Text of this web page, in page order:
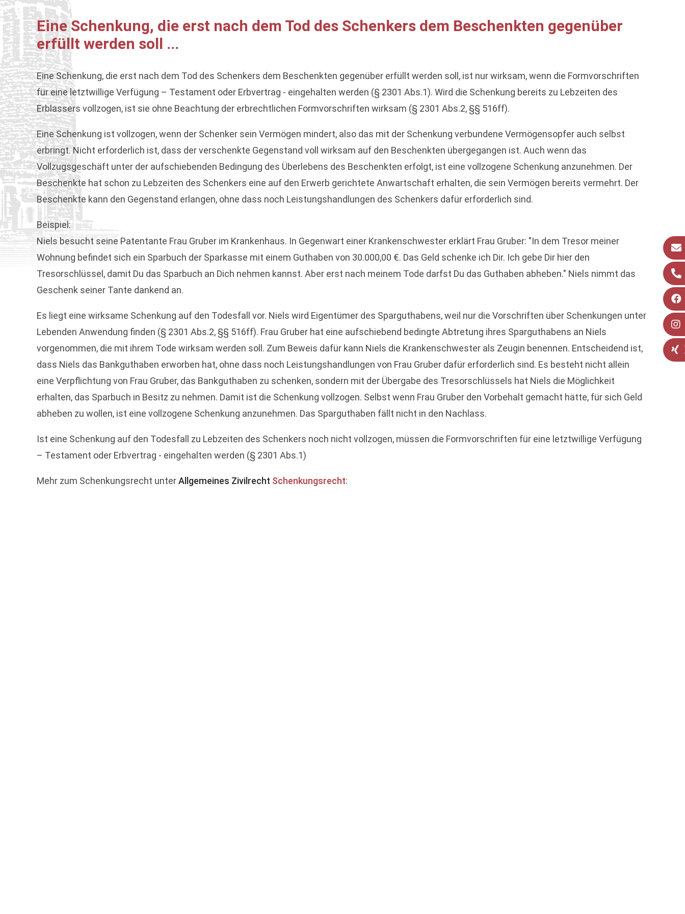
Eine Schenkung, die erst nach dem Tod des Schenkers dem Beschenkten gegenüber
erfüllt werden soll ...
Eine Schenkung, die erst nach dem Tod des Schenkers dem Beschenkten gegenüber erfüllt werden soll, ist nur wirksam, wenn die Formvorschriften
für eine letztwillige Verfügung – Testament oder Erbvertrag - eingehalten werden (§ 2301 Abs.1). Wird die Schenkung bereits zu Lebzeiten des
Erblassers vollzogen, ist sie ohne Beachtung der erbrechtlichen Formvorschriften wirksam (§ 2301 Abs.2, §§ 516ff).
Eine Schenkung ist vollzogen, wenn der Schenker sein Vermögen mindert, also das mit der Schenkung verbundene Vermögensopfer auch selbst
erbringt. Nicht erforderlich ist, dass der verschenkte Gegenstand voll wirksam auf den Beschenkten übergegangen ist. Auch wenn das
Vollzugsgeschäft unter der aufschiebenden Bedingung des Überlebens des Beschenkten erfolgt, ist eine vollzogene Schenkung anzunehmen. Der
Beschenkte hat schon zu Lebzeiten des Schenkers eine auf den Erwerb gerichtete Anwartschaft erhalten, die sein Vermögen bereits vermehrt. Der
Beschenkte kann den Gegenstand erlangen, ohne dass noch Leistungshandlungen des Schenkers dafür erforderlich sind.
Beispiel:
Niels besucht seine Patentante Frau Gruber im Krankenhaus. In Gegenwart einer Krankenschwester erklärt Frau Gruber: "In dem Tresor meiner
Wohnung befindet sich ein Sparbuch der Sparkasse mit einem Guthaben von 30.000,00 €. Das Geld schenke ich Dir. Ich gebe Dir hier den
Tresorschlüssel, damit Du das Sparbuch an Dich nehmen kannst. Aber erst nach meinem Tode darfst Du das Guthaben abheben." Niels nimmt das
Geschenk seiner Tante dankend an.
Es liegt eine wirksame Schenkung auf den Todesfall vor. Niels wird Eigentümer des Sparguthabens, weil nur die Vorschriften über Schenkungen unter
Lebenden Anwendung finden (§ 2301 Abs.2, §§ 516ff). Frau Gruber hat eine aufschiebend bedingte Abtretung ihres Sparguthabens an Niels
vorgenommen, die mit ihrem Tode wirksam werden soll. Zum Beweis dafür kann Niels die Krankenschwester als Zeugin benennen. Entscheidend ist,
dass Niels das Bankguthaben erworben hat, ohne dass noch Leistungshandlungen von Frau Gruber dafür erforderlich sind. Es besteht nicht allein
eine Verpflichtung von Frau Gruber, das Bankguthaben zu schenken, sondern mit der Übergabe des Tresorschlüssels hat Niels die Möglichkeit
erhalten, das Sparbuch in Besitz zu nehmen. Damit ist die Schenkung vollzogen. Selbst wenn Frau Gruber den Vorbehalt gemacht hätte, für sich Geld
abheben zu wollen, ist eine vollzogene Schenkung anzunehmen. Das Sparguthaben fällt nicht in den Nachlass.
Ist eine Schenkung auf den Todesfall zu Lebzeiten des Schenkers noch nicht vollzogen, müssen die Formvorschriften für eine letztwillige Verfügung
– Testament oder Erbvertrag - eingehalten werden (§ 2301 Abs.1)
Mehr zum Schenkungsrecht unterAllgemeines Zivilrecht Schenkungsrecht: